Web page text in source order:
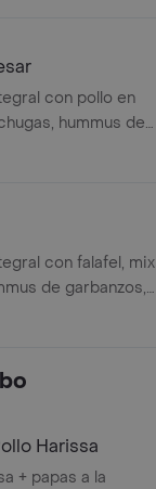
con pollo en
hummus de
berenjena,
con falafel, mix
de garbanzos,
tomate y cebolla
Harissa
+ papas a la